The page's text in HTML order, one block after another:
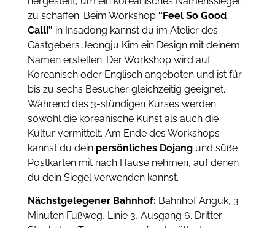
zu schaffen. Beim Workshop “Feel So Good
Calli” in Insadong kannst du im Atelier des
Gastgebers Jeongju Kim ein Design mit deinem
Namen erstellen. Der Workshop wird auf
Koreanisch oder Englisch angeboten und ist für
bis zu sechs Besucher gleichzeitig geeignet.
Während des 3-stündigen Kurses werden
sowohl die koreanische Kunst als auch die
Kultur vermittelt. Am Ende des Workshops
kannst du deinpersönliches Dojangund süße
Postkarten mit nach Hause nehmen, auf denen
du dein Siegel verwenden kannst.
Nächstgelegener Bahnhof: Bahnhof Anguk, 3
Minuten Fußweg, Linie 3, Ausgang 6. Dritter